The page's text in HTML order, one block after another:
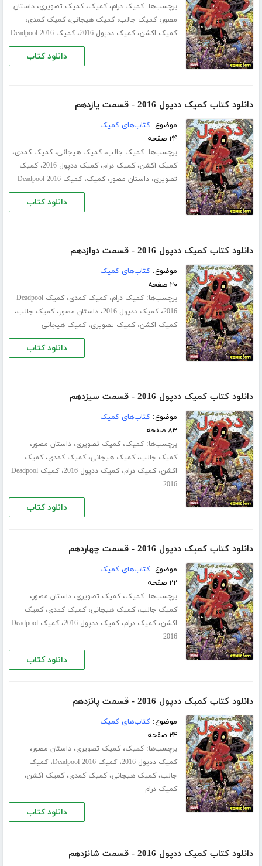
برچسب‌ها:کمیک درام،کمیک،کمیک تصویری،داستان
مصور،کمیک جالب،کمیک هیجانی،کمیک کمدی،
کمیک اکشن،کمیک ددپول 2016 ،کمیک Deadpool 2016
دانلود کتاب
دانلود کتاب کمیک ددپول 2016 - قسمت یازدهم
موضوع:کتاب‌های کمیک
۲۴ صفحه
برچسب‌ها:کمیک جالب،کمیک هیجانی،کمیک کمدی،
کمیک اکشن،کمیک درام،کمیک ددپول 2016 ،کمیک
تصویری،داستان مصور،کمیک،کمیک Deadpool 2016
دانلود کتاب
دانلود کتاب کمیک ددپول 2016 - قسمت دوازدهم
موضوع:کتاب‌های کمیک
۲۰ صفحه
برچسب‌ها:کمیک درام،کمیک کمدی،
کمیک Deadpool
2016،کمیک ددپول 2016 ،داستان مصور،کمیک جالب،
کمیک اکشن،کمیک تصویری،کمیک هیجانی
دانلود کتاب
دانلود کتاب کمیک ددپول 2016 - قسمت سیزدهم
موضوع:کتاب‌های کمیک
۸۳ صفحه
برچسب‌ها:کمیک،کمیک تصویری،داستان مصور،
کمیک جالب،کمیک هیجانی،کمیک کمدی،کمیک
اکشن،کمیک درام،کمیک ددپول 2016 ،
کمیک Deadpool
2016
دانلود کتاب
دانلود کتاب کمیک ددپول 2016 - قسمت چهاردهم
موضوع:کتاب‌های کمیک
۲۲ صفحه
برچسب‌ها:کمیک،کمیک تصویری،داستان مصور،
کمیک جالب،کمیک هیجانی،کمیک کمدی،کمیک
اکشن،کمیک درام،کمیک ددپول 2016 ،
کمیک Deadpool
2016
دانلود کتاب
دانلود کتاب کمیک ددپول 2016 - قسمت پانزدهم
موضوع:کتاب‌های کمیک
۲۴ صفحه
برچسب‌ها:کمیک،کمیک تصویری،داستان مصور،
کمیک ددپول 2016 ،کمیک Deadpool 2016 ،کمیک
جالب،کمیک هیجانی،کمیک کمدی،کمیک اکشن،
کمیک درام
دانلود کتاب
دانلود کتاب کمیک ددپول 2016 - قسمت شانزدهم